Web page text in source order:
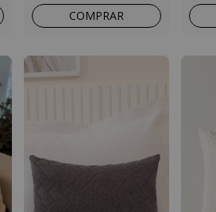
COMPRAR